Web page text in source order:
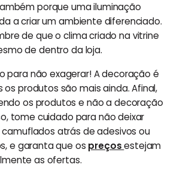
porque uma iluminação
a criar um ambiente diferenciado.
de que o clima criado na vitrine
de dentro da loja.
para não exagerar! A decoração é
produtos são mais ainda. Afinal,
os produtos e não a decoração
tome cuidado para não deixar
atrás de adesivos ou
e garanta que os preçosestejam
as ofertas.